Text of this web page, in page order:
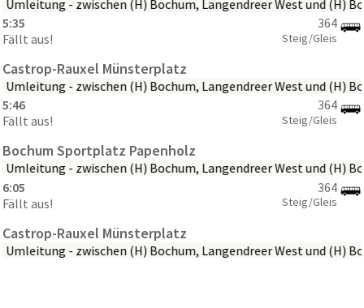
- zwischen (H) Bochum, Langendreer West und (H)
5:35
Fällt aus!
364
Castrop-Rauxel Münsterplatz
Steig/Gleis
- zwischen (H) Bochum, Langendreer West und (H)
5:46
Fällt aus!
364
Bochum Sportplatz Papenholz
Steig/Gleis
- zwischen (H) Bochum, Langendreer West und (H)
6:05
Fällt aus!
364
Castrop-Rauxel Münsterplatz
Steig/Gleis
- zwischen (H) Bochum, Langendreer West und (H)
Linie